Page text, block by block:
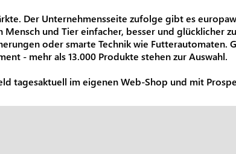
Der Unternehmensseite zufolge gibt es
Mensch und Tier einfacher, besser und glücklicher
oder smarte Technik wie Futterautomaten.
- mehr als 13.000 Produkte stehen zur Auswahl.
tagesaktuell im eigenen Web-Shop und mit